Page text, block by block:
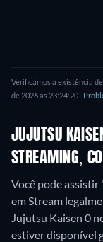
Verificámos a existência
de 2026 às 23:24:20.
JUJUTSU
STREAMING,
Você pode
em Stream
Jujutsu Kaisen 0
estiver disponível